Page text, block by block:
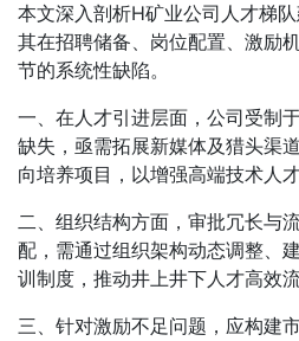
本文深入剖析H矿业公司人才梯
其在招聘储备、岗位配置、激励
节的系统性缺陷。
一、在人才引进层面，公司受制
缺失，亟需拓展新媒体及猎头渠
向培养项目，以增强高端技术人才
二、组织结构方面，审批冗长与
配，需通过组织架构动态调整、
训制度，推动井上井下人才高效流
三、针对激励不足问题，应构建